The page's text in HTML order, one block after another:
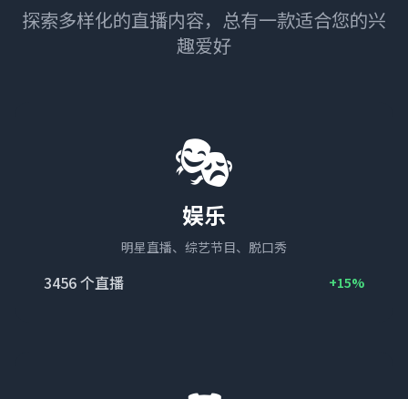
探索多样化的直播内容，总有一款适合您的兴
趣爱好
🎭
娱乐
明星直播、综艺节目、脱口秀
3456个直播 +15%